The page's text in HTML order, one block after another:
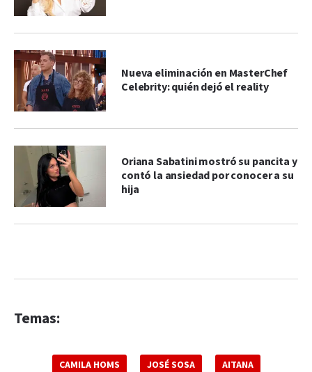
Nueva eliminación en MasterChef
Celebrity: quién dejó el reality
Oriana Sabatini mostró su pancita y
contó la ansiedad por conocer a su
hija
Temas:
CAMILA HOMS JOSÉ SOSA AITANA